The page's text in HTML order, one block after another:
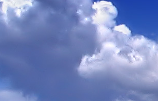
17. hét
Így szól a kozmikus Ige,
Melyet érzékeim kapuin
Vezethettem lelkem mélységeibe:
Kozmikus távlataimmal töltsd be
Szellemed mélységeit, hogy
Megtalálhass engem -